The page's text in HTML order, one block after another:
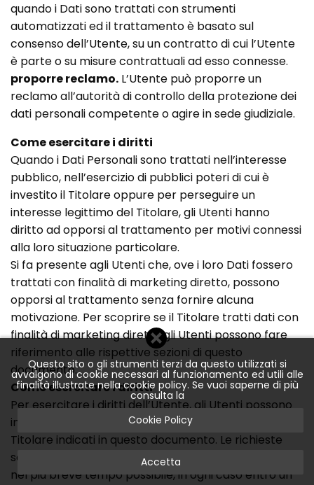
Questo sito o gli strumenti terzi da questo utilizzati si
avvalgono di cookie necessari al funzionamento ed utili alle
finalità illustrate nella cookie policy. Se vuoi saperne di più
consulta la
Cookie Policy
Accetta
quando i Dati sono trattati con strumenti
automatizzati ed il trattamento è basato sul
consenso dell’Utente, su un contratto di cui l’Utente
è parte o su misure contrattuali ad esso connesse.
proporre reclamo. L’Utente può proporre un
reclamo all’autorità di controllo della protezione dei
dati personali competente o agire in sede giudiziale.
Come esercitare i diritti
Quando i Dati Personali sono trattati nell’interesse
pubblico, nell’esercizio di pubblici poteri di cui è
investito il Titolare oppure per perseguire un
interesse legittimo del Titolare, gli Utenti hanno
diritto ad opporsi al trattamento per motivi connessi
alla loro situazione particolare.
Si fa presente agli Utenti che, ove i loro Dati fossero
trattati con finalità di marketing diretto, possono
opporsi al trattamento senza fornire alcuna
motivazione. Per scoprire se il Titolare tratti dati con
finalità di marketing diretto gli Utenti possono fare
riferimento alle rispettive sezioni di questo
documento.
Come esercitare i diritti
Per esercitare i diritti dell’Utente, gli Utenti possono
indirizzare una richiesta agli estremi di contatto del
Titolare indicati in questo documento. Le richieste
sono depositate a titolo gratuito e evase dal Titolare
nel più breve tempo possibile, in ogni caso entro un